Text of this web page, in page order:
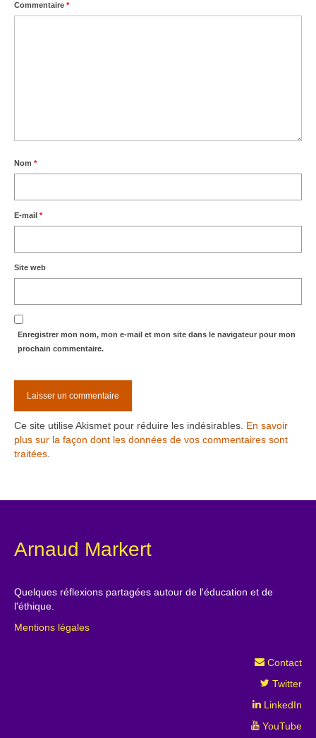
Commentaire *
Nom *
E-mail *
Site web
Enregistrer mon nom, mon e-mail et mon site dans le navigateur pour mon
prochain commentaire.
Ce site utilise Akismet pour réduire les indésirables. En savoir
plus sur la façon dont les données de vos commentaires sont
traitées
Arnaud Markert
Quelques réflexions partagées autour de l'éducation et de
l'éthique.
Mentions légales
Contact
Twitter
LinkedIn
YouTube